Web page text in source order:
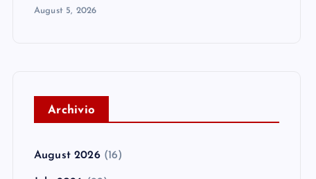
August 5, 2026
Archivio
August 2026(16)